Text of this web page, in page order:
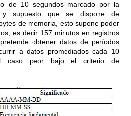
de 10 segundos marcado por la
y supuesto que se dispone de
de memoria, esto supone poder
es decir 157 minutos en registros
obtener datos de períodos
a datos promediados cada 10
caso peor bajo el criterio de